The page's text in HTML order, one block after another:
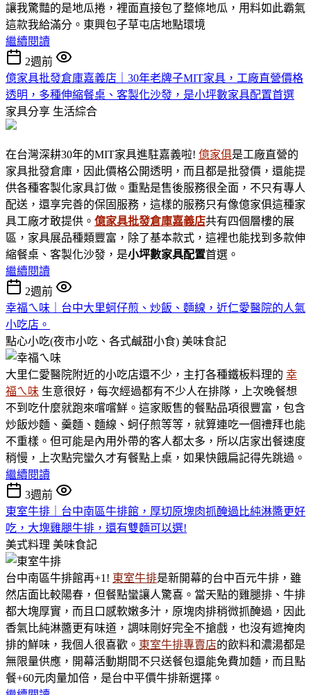
讓我驚豔的是地瓜捲，裡面直接包了整條地瓜，用料如此霸氣
這款我給滿分。東興包子草屯店地點環境
繼續閱讀
2週前
億家具批發倉庫嘉義店｜30年老牌子MIT家具，工廠直營價格
透明，多種伸縮餐桌、客製化沙發，是小坪數家具配置首選
家具分享 生活綜合
在台灣深耕30年的MIT家具進駐嘉義啦! 億家俱是工廠直營的
家具批發倉庫，因此價格公開透明，而且都是批發價，還能提
供各種客製化家具訂做。重點是售後服務很全面，不只有專人
配送，還享完善的保固服務，這樣的服務只有像億家俱這種家
具工廠才敢提供。 億家具批發倉庫嘉義店共有四個層樓的展
區，家具展品種類豐富，除了基本款式，這裡也能找到多款伸
縮餐桌、客製化沙發，是小坪數家具配置首選。
繼續閱讀
2週前
幸福ㄟ味｜台中大里蚵仔煎、炒飯、麵線，近仁愛醫院的人氣
小吃店。
點心小吃(夜市小吃、各式鹹甜小食) 美味食記
大里仁愛醫院附近的小吃店還不少，主打各種鐵板料理的 幸
福ㄟ味 生意很好，每次經過都有不少人在排隊，上次晚餐想
不到吃什麼就跑來嚐嚐鮮。這家販售的餐點品項很豐富，包含
炒飯炒麵、羹麵、麵線、蚵仔煎等等，就算連吃一個禮拜也能
不重樣。但可能是內用外帶的客人都太多，所以店家出餐速度
稍慢，上次點完蠻久才有餐點上桌，如果快餓扁記得先跳過。
繼續閱讀
3週前
東室牛排｜台中南區牛排館，厚切原塊肉抓醃過比純淋醬更好
吃，大塊雞腿牛排，還有雙麵可以選!
美式料理 美味食記
台中南區牛排館再+1! 東室牛排是新開幕的台中百元牛排，雖
然店面比較陽春，但餐點蠻讓人驚喜。當天點的雞腿排、牛排
都大塊厚實，而且口感軟嫩多汁，原塊肉排稍微抓醃過，因此
香氣比純淋醬更有味道，調味剛好完全不搶戲，也沒有遮掩肉
排的鮮味，我個人很喜歡。 東室牛排專賣店的飲料和濃湯都是
無限量供應，開幕活動期間不只送餐包還能免費加麵，而且點
餐+60元肉量加倍，是台中平價牛排新選擇。